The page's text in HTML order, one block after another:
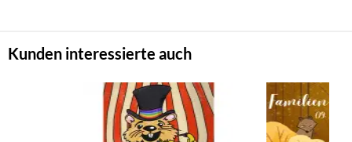
Kunden interessierte auch